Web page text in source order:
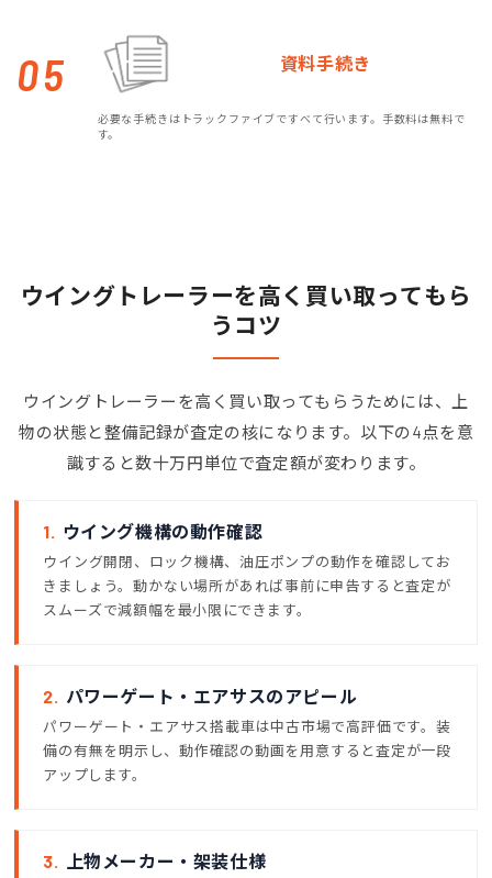
05 資料手続き
必要な手続きはトラックファイブですべて行います。手数料は無料で
す。
ウイングトレーラーを高く買い取ってもら
うコツ
ウイングトレーラーを高く買い取ってもらうためには、上
物の状態と整備記録が査定の核になります。以下の4点を意
識すると数十万円単位で査定額が変わります。
1. ウイング機構の動作確認
ウイング開閉、ロック機構、油圧ポンプの動作を確認してお
きましょう。動かない場所があれば事前に申告すると査定が
スムーズで減額幅を最小限にできます。
2. パワーゲート・エアサスのアピール
パワーゲート・エアサス搭載車は中古市場で高評価です。装
備の有無を明示し、動作確認の動画を用意すると査定が一段
アップします。
3. 上物メーカー・架装仕様